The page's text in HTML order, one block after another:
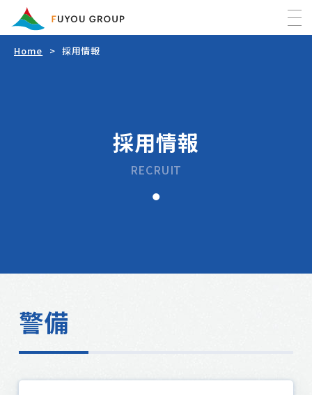
Home
FUYOUグループについて
FUYOU防災
代表挨拶
事業所一覧・アクセス
SDGs
採用情報
Home 採用情報
採用情報
RECRUIT
警備